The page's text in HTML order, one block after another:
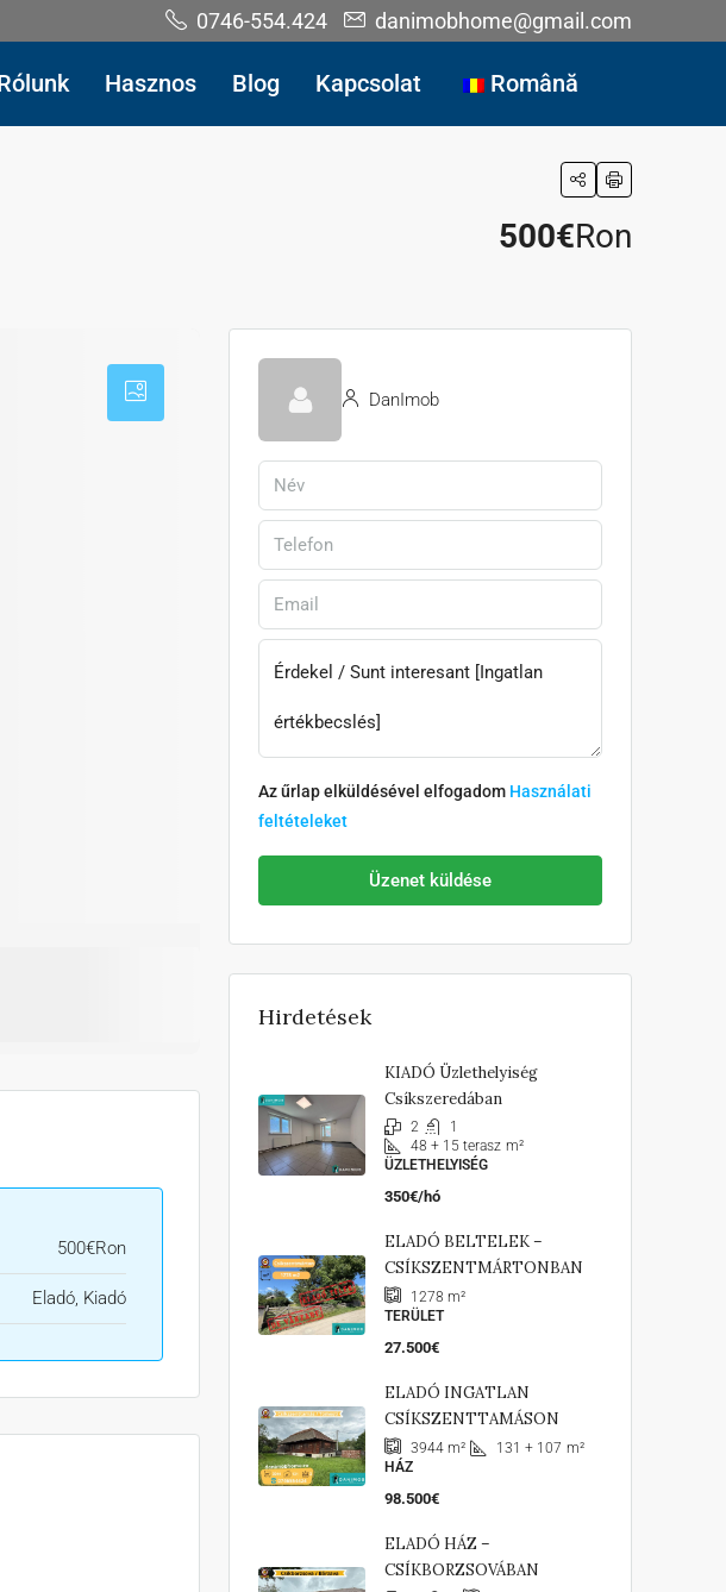
0746-554.424 danimobhome@gmail.com
Hasznos Blog Kapcsolat Română
500€Ron
500€Ron
Eladó, Kiadó
DanImob
Az űrlap elküldésével elfogadom Használati
feltételeket
Üzenet küldése
Hirdetések
KIADÓ Üzlethelyiség
Csíkszeredában
2
1
48 + 15 terasz m²
ÜZLETHELYISÉG
350€/hó
ELADÓ BELTELEK –
CSÍKSZENTMÁRTONBAN
1278 m²
TERÜLET
27.500€
ELADÓ INGATLAN
CSÍKSZENTTAMÁSON
3944 m² 131 + 107 m²
HÁZ
98.500€
ELADÓ HÁZ –
CSÍKBORZSOVÁBAN